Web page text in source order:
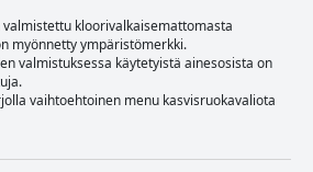
valmistettu kloorivalkaisemattomasta
myönnetty ympäristömerkki.
valmistuksessa käytetyistä ainesosista on
vaihtoehtoinen menu kasvisruokavaliota